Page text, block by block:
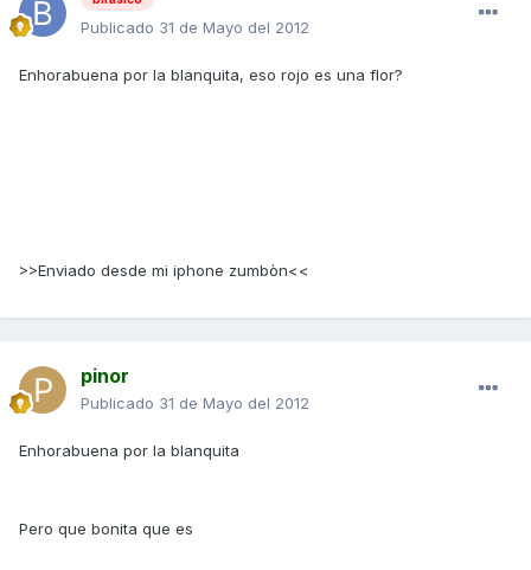
Publicado 31 de Mayo del 2012
Enhorabuena por la blanquita, eso rojo es una flor?
>>Enviado desde mi iphone zumbòn<<
pinor
Publicado 31 de Mayo del 2012
Enhorabuena por la blanquita
Pero que bonita que es